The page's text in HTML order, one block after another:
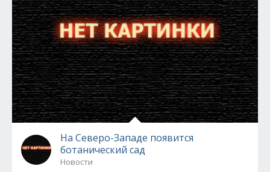
На Северо-Западе появится
ботанический сад
Новости